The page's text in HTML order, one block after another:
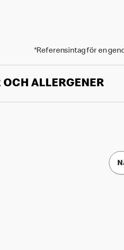
*Referensintag för en
ALLERGENER